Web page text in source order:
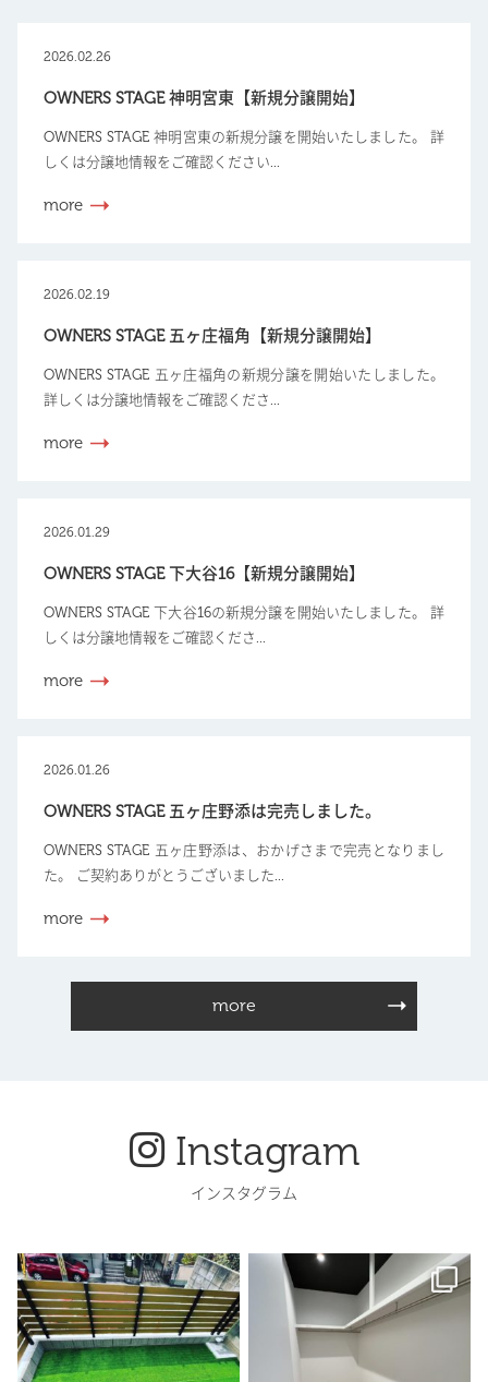
2026.02.26
OWNERS STAGE 神明宮東【新規分譲開始】
OWNERS STAGE 神明宮東の新規分譲を開始いたしました。 詳
しくは分譲地情報をご確認ください...
more
2026.02.19
OWNERS STAGE 五ヶ庄福角【新規分譲開始】
OWNERS STAGE 五ヶ庄福角の新規分譲を開始いたしました。
詳しくは分譲地情報をご確認くださ...
more
2026.01.29
OWNERS STAGE 下大谷16【新規分譲開始】
OWNERS STAGE 下大谷16の新規分譲を開始いたしました。 詳
しくは分譲地情報をご確認くださ...
more
2026.01.26
OWNERS STAGE 五ヶ庄野添は完売しました。
OWNERS STAGE 五ヶ庄野添は、おかげさまで完売となりまし
た。 ご契約ありがとうございました...
more
more
Instagram
インスタグラム